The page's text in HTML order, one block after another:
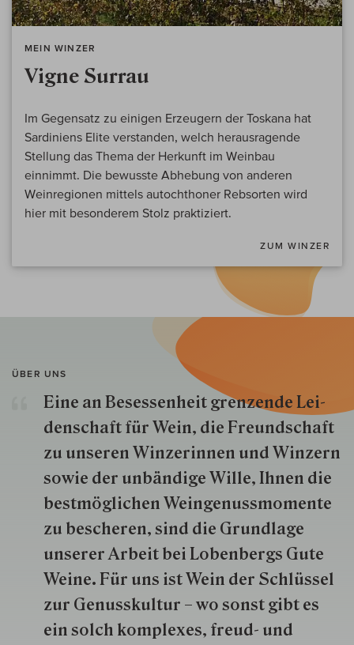
MEIN WINZER
Vigne Surrau
Im Gegensatz zu einigen Erzeugern der Toskana hat
Sardiniens Elite verstanden, welch herausragende
Stellung das Thema der Herkunft im Weinbau
einnimmt. Die bewusste Abhebung von anderen
Weinregionen mittels autochthoner Rebsorten wird
hier mit besonderem Stolz praktiziert.
ZUM WINZER
ÜBER UNS
Eine an Besessenheit gren­zende Lei­
den­schaft für Wein, die Freund­schaft
zu unseren Win­zer­innen und Win­zern
so­wie der un­bän­dige Wille, Ihnen die
best­mög­lich­en Wein­genuss­momente
zu besche­ren, sind die Grund­lage
unserer Arbeit bei Lobenbergs Gute
Weine. Für uns ist Wein der Schlüs­sel
zur Genuss­kultur – wo sonst gibt es
ein solch kom­plexes, freud- und